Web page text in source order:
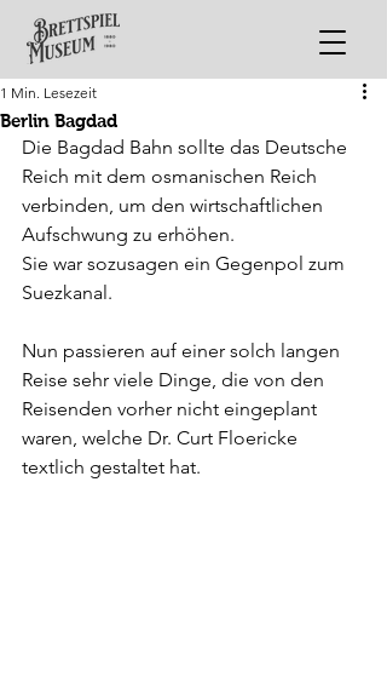
Berlin Bagdad
1 Min. Lesezeit
Die Bagdad Bahn sollte das Deutsche
Reich mit dem osmanischen Reich
verbinden, um den wirtschaftlichen
Aufschwung zu erhöhen.
Sie war sozusagen ein Gegenpol zum
Suezkanal.
Nun passieren auf einer solch langen
Reise sehr viele Dinge, die von den
Reisenden vorher nicht eingeplant
waren, welche Dr. Curt Floericke
textlich gestaltet hat.